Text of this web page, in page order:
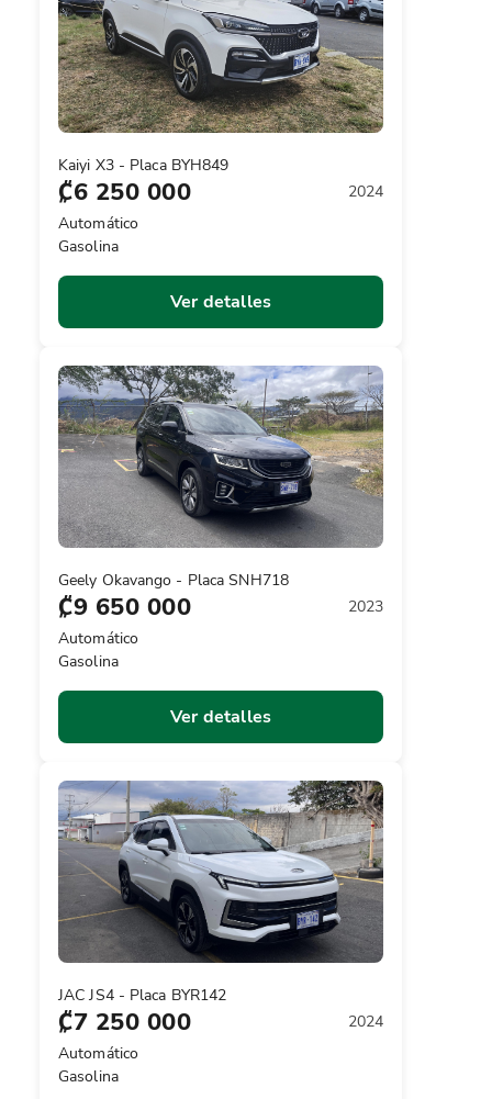
Kaiyi X3 - Placa BYH849
₡6 250 000
2024
Automático
Gasolina
Ver detalles
Geely Okavango - Placa SNH718
₡9 650 000
2023
Automático
Gasolina
Ver detalles
JAC JS4 - Placa BYR142
₡7 250 000
2024
Automático
Gasolina